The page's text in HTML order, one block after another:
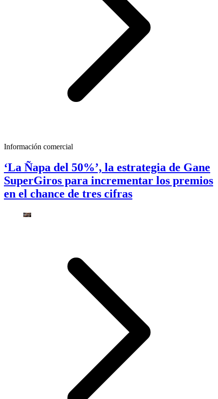
Información comercial
‘La Ñapa del 50%’, la estrategia de Gane
SuperGiros para incrementar los premios
en el chance de tres cifras